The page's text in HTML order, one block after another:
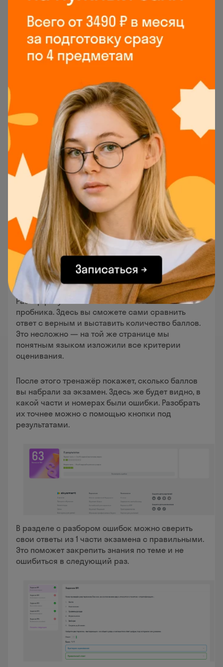
Слева — все задания пробника по порядку. Их
можно переключать здесь же или нажатием
кнопки Следующее задание. Как и на реальном
экзамене, задания можно выполнять по очереди
Показать следующие
Показать
предыдущие.
Если задание даётся трудно, перейдите к
следующему. Позже можно будет вернуться к
пропущенным, если останется время. По
окончании теста можно не дожидаться, пока
сработает таймер, и нажать
Завершить тест
Тогда тренажёр перейдёт к проверке
результатов.
Разбор результатов начинается со 2 части
пробника. Здесь вы сможете сами сравнить
ответ с верным и выставить количество баллов.
Это несложно — на той же странице мы
понятным языком изложили все критерии
оценивания.
После этого тренажёр покажет, сколько баллов
вы набрали за экзамен. Здесь же будет видно, в
какой части и номерах были ошибки. Разобрать
их точнее можно с помощью кнопки под
результатами.
В разделе с разбором ошибок можно сверить
свои ответы из 1 части экзамена с правильными.
Это поможет закрепить знания по теме и не
ошибиться в следующий раз.